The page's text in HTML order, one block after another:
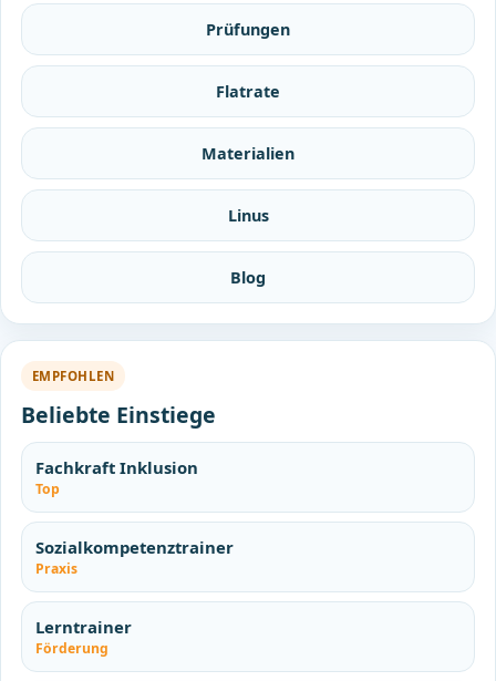
Prüfungen
Flatrate
Materialien
Linus
Blog
EMPFOHLEN
Beliebte Einstiege
Fachkraft Inklusion
Top
Sozialkompetenztrainer
Praxis
Lerntrainer
Förderung